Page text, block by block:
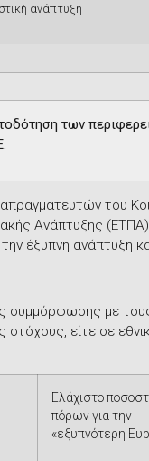
ανάπτυξη
των
του
Ανάπτυξης
έξυπνη ανάπτυξη
συμμόρφωσης με
είτε σε
Ελάχιστο
πόρων για την
«εξυπνότερη